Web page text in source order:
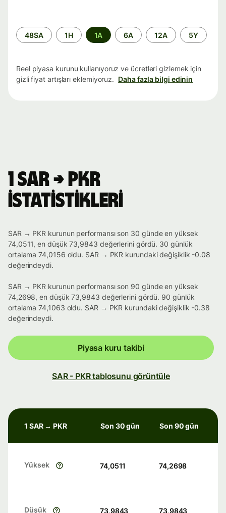
Zaman
aralığı
48SA 1H 1A 6A 12A 5Y
Reel piyasa kurunu kullanıyoruz ve ücretleri gizlemek için
gizli fiyat artışları eklemiyoruz. Daha fazla bilgi edinin
1 SAR → PKR
istatistikleri
SAR → PKR kurunun performansı son 30 günde en yüksek
74,0511, en düşük 73,9843 değerlerini gördü. 30 günlük
ortalama 74,0156 oldu. SAR → PKR kurundaki değişiklik -0.08
değerindeydi.
SAR → PKR kurunun performansı son 90 günde en yüksek
74,2698, en düşük 73,9843 değerlerini gördü. 90 günlük
ortalama 74,1063 oldu. SAR → PKR kurundaki değişiklik -0.38
değerindeydi.
Piyasa kuru takibi
SAR - PKR tablosunu görüntüle
1 SAR → PKR Son 30 gün Son 90 gün
Yüksek 74,0511 74,2698
Düşük 73,9843 73,9843